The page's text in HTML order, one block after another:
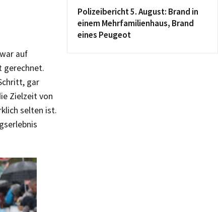
auf
gerechnet.
gar
Zielzeit von
selten ist.
Polizeibericht 5. August: Brand in
einem Mehrfamilienhaus, Brand
eines Peugeot